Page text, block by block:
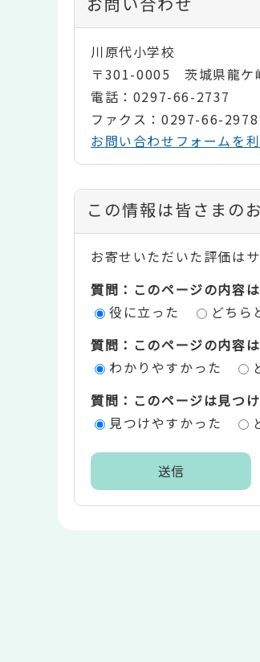
川原代小学校
〒301-0005 茨城県龍ケ
電話：0297-66-2737
ファクス：0297-66-2978
お問い合わせフォームを
コ
ン
テ
ン
評
エ
この情報は皆さまの
お寄せいただいた評価は
質問：このページの内容
役に立った
どちら
質問：このページの内容
わかりやすかった
質問：このページは見つ
見つけやすかった